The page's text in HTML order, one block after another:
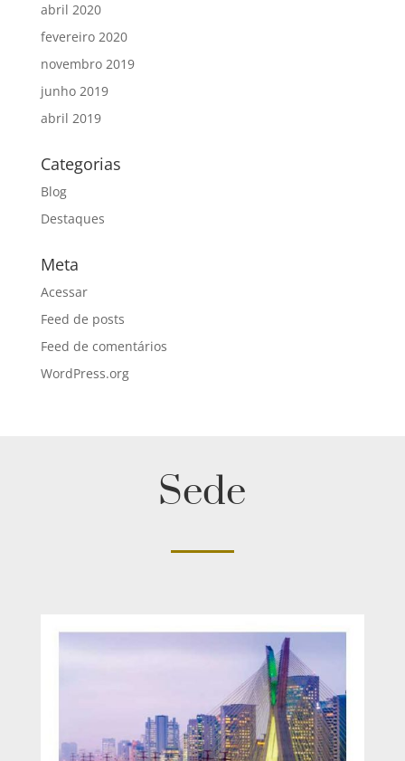
abril 2020
fevereiro 2020
novembro 2019
junho 2019
abril 2019
Categorias
Blog
Destaques
Meta
Acessar
Feed de posts
Feed de comentários
WordPress.org
Sede